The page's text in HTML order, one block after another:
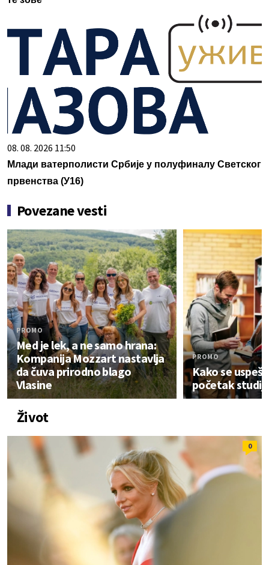
08. 08. 2026 11:50
Млади ватерполисти Србије у полуфиналу Светског
првенства (У16)
Povezane vesti
PROMO
Med je lek, a ne samo hrana:
Kompanija Mozzart nastavlja
da čuva prirodno blago
Vlasine
PROMO
Kako se
početak
Život
0